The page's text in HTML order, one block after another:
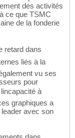
des activités
ce que TSMC
de la fonderie
retard dans
liés à la
vu ses
pour
à
graphiques a
avec son